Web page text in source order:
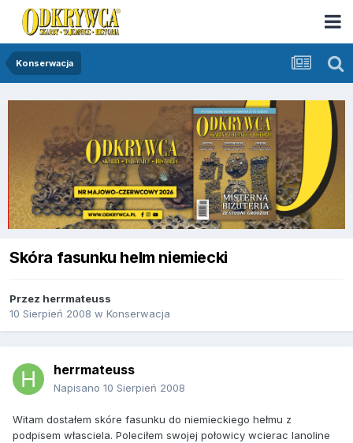
Konserwacja
Skóra fasunku helm niemiecki
Przez herrmateuss
10 Sierpień 2008 w Konserwacja
herrmateuss
Napisano 10 Sierpień 2008
Witam dostałem skóre fasunku do niemieckiego hełmu z
podpisem własciela. Poleciłem swojej połowicy wcierac lanoline